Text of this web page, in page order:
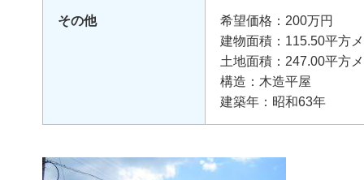
その他
希望価格：200万円
建物面積：115.50平方
土地面積：247.00平方
構造：木造平屋
建築年：昭和63年